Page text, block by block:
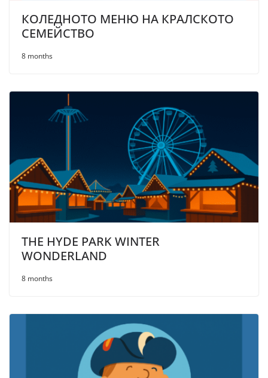
КОЛЕДНОТО МЕНЮ НА КРАЛСКОТО
СЕМЕЙСТВО
8 months
THE HYDE PARK WINTER
WONDERLAND
8 months